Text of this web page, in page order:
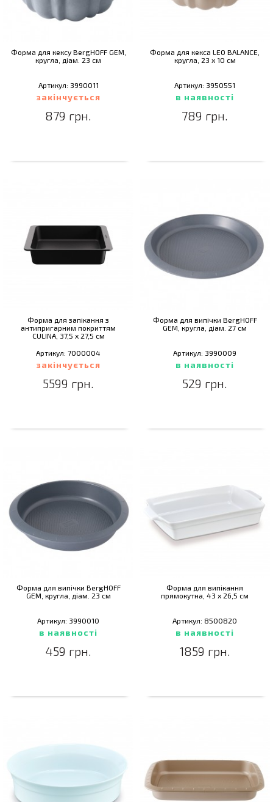
Форма для кексу BergHOFF GEM,
кругла, діам. 23 см
Артикул: 3990011
закінчується
879 грн.
Форма для кекса LEO BALANCE,
кругла, 23 х 10 см
Артикул: 3950551
в наявності
789 грн.
Форма для запікання з
антипригарним покриттям
CULINA, 37,5 х 27,5 см
Артикул: 7000004
закінчується
5599 грн.
Форма для випічки BergHOFF
GEM, кругла, діам. 27 см
Артикул: 3990009
в наявності
529 грн.
Форма для випічки BergHOFF
GEM, кругла, діам. 23 см
Артикул: 3990010
в наявності
459 грн.
Форма для випікання
прямокутна, 43 х 26,5 см
Артикул: 8500820
в наявності
1859 грн.